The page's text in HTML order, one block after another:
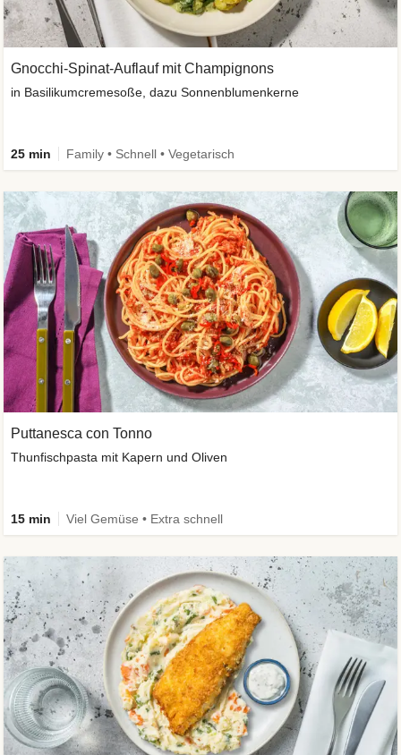
Gnocchi-Spinat-Auflauf mit Champignons
in Basilikumcremesoße, dazu Sonnenblumenkerne
25 min Family • Schnell • Vegetarisch
Puttanesca con Tonno
Thunfischpasta mit Kapern und Oliven
15 min Viel Gemüse • Extra schnell